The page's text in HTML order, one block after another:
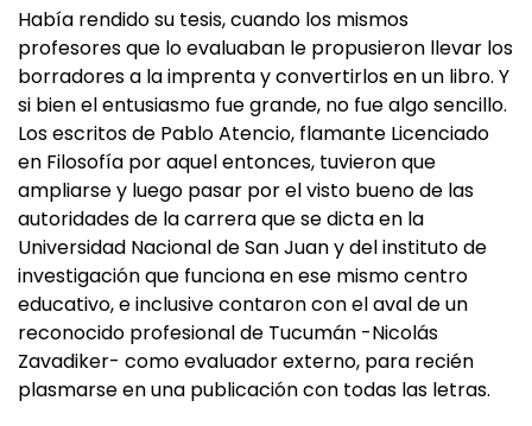
Había rendido su tesis, cuando los mismos
profesores que lo evaluaban le propusieron llevar los
borradores a la imprenta y convertirlos en un libro. Y
si bien el entusiasmo fue grande, no fue algo sencillo.
Los escritos de Pablo Atencio, flamante Licenciado
en Filosofía por aquel entonces, tuvieron que
ampliarse y luego pasar por el visto bueno de las
autoridades de la carrera que se dicta en la
Universidad Nacional de San Juan y del instituto de
investigación que funciona en ese mismo centro
educativo, e inclusive contaron con el aval de un
reconocido profesional de Tucumán -Nicolás
Zavadiker- como evaluador externo, para recién
plasmarse en una publicación con todas las letras.